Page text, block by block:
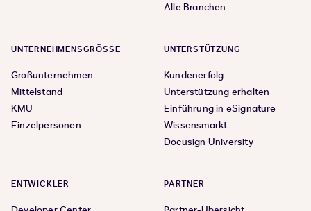
Alle Branchen
UNTERNEHMENSGRÖSSE
Großunternehmen
Mittelstand
KMU
Einzelpersonen
UNTERSTÜTZUNG
Kundenerfolg
Unterstützung erhalten
Einführung in eSignature
Wissensmarkt
Docusign University
ENTWICKLER PARTNER